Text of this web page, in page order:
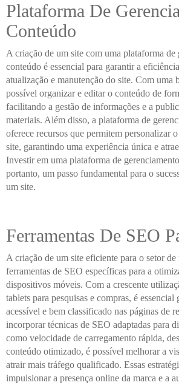
Plataforma De
Conteúdo
A criação de um site com uma plataforma de
conteúdo é essencial para garantir a
atualização e manutenção do site. Com uma
possível organizar e editar o conteúdo de
facilitando a gestão de informações e a
materiais. Além disso, a plataforma de
oferece recursos que permitem personalizar
site, garantindo uma experiência única e
Investir em uma plataforma de
portanto, um passo fundamental para o
um site.
Ferramentas De SEO
A criação de um site eficiente para o setor
ferramentas de SEO específicas para a
dispositivos móveis. Com a crescente
tablets para pesquisas e compras, é essencial
acessível e bem classificado nas páginas de
incorporar técnicas de SEO adaptadas para
como velocidade de carregamento rápida,
conteúdo otimizado, é possível melhorar a
atrair mais tráfego qualificado. Essas
impulsionar a presença online da marca e a